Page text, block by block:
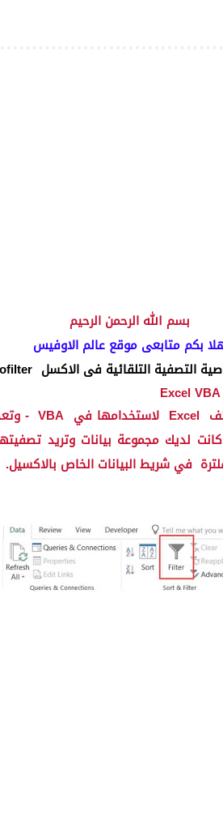
بسم الله الرحمن الرحيم
بكم متابعى موقع عالم الاوفيس
التصفية التلقائية فى الاكسل
Excel
Excel لاستخدامها في VBA
-
لديك مجموعة بيانات وتريد
في شريط البيانات الخاص بالاكسيل.